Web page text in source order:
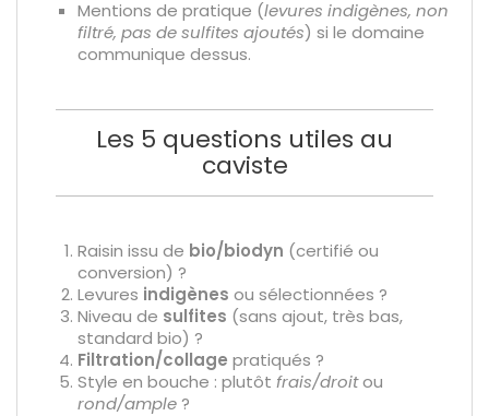
Mentions de pratique (levures indigènes, non
filtré, pas de sulfites ajoutés) si le domaine
communique dessus.
Les 5 questions utiles au
caviste
Raisin issu de bio/biodyn (certifié ou
conversion) ?
Levures indigènes ou sélectionnées ?
Niveau de sulfites (sans ajout, très bas,
standard bio) ?
Filtration/collage pratiqués ?
Style en bouche : plutôt frais/droitou
rond/ample?